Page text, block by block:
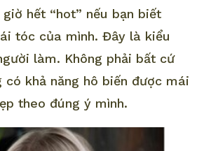
hết “hot” nếu bạn biết
tóc của mình. Đây là kiểu
làm. Không phải bất cứ
có khả năng hô biến được mái
theo đúng ý mình.